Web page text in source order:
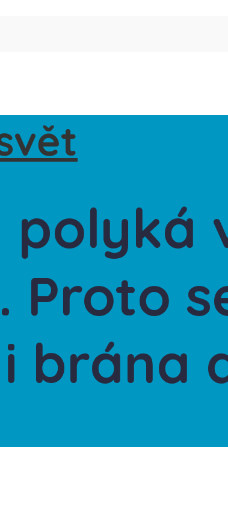
polyká
Proto
brána